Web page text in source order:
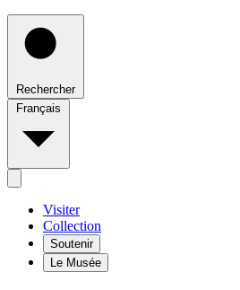
Rechercher
Français
Visiter
Collection
Soutenir
Le Musée